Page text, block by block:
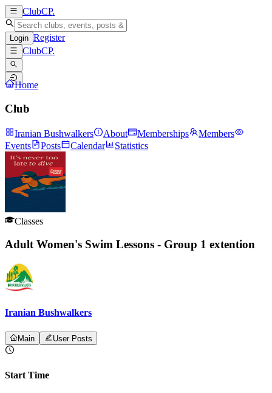
ClubCP.
Login Register
ClubCP.
Home
Club
Iranian Bushwalkers About Memberships
Members
Events
Posts Calendar Statistics
Classes
Adult Women's Swim Lessons - Group 1 extention
Iranian Bushwalkers
Main User Posts
Start Time